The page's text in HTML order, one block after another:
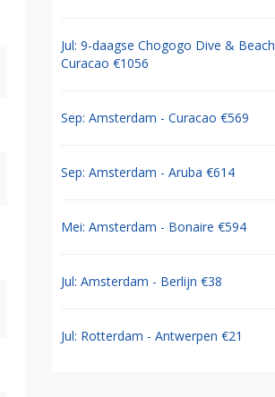
Jul: 9-daagse Chogogo Dive & Beach
Curacao €1056
Sep: Amsterdam - Curacao €569
Sep: Amsterdam - Aruba €614
Mei: Amsterdam - Bonaire €594
Jul: Amsterdam - Berlijn €38
Jul: Rotterdam - Antwerpen €21